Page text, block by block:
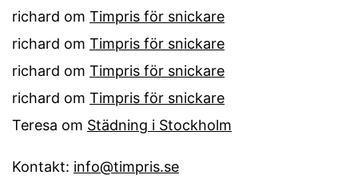
richard om Timpris för snickare
richard om Timpris för snickare
richard om Timpris för snickare
richard om Timpris för snickare
Teresa om Städning i Stockholm
Kontakt: info@timpris.se